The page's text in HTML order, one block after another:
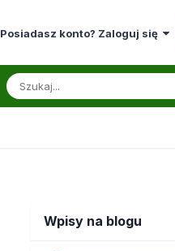
Posiadasz konto? Zaloguj się
Wpisy na blogu